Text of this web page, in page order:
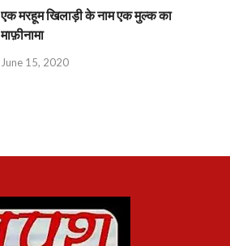
एक मरहूम खिलाड़ी के नाम एक मुल्क का
माफ़ीनामा
June 15, 2020